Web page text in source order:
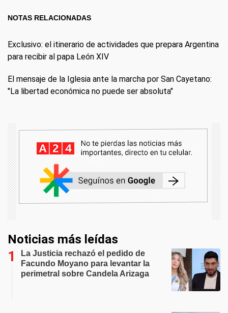
NOTAS RELACIONADAS
Exclusivo: el itinerario de actividades que prepara Argentina
para recibir al papa León XIV
El mensaje de la Iglesia ante la marcha por San Cayetano:
"La libertad económica no puede ser absoluta"
Noticias más leídas
La Justicia rechazó el pedido de
Facundo Moyano para levantar la
perimetral sobre Candela Arizaga